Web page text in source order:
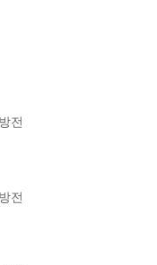
전
전